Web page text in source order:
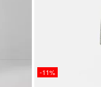
-11%